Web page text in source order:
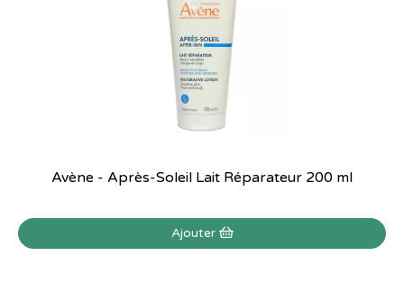
Avène - Après-Soleil Lait Réparateur 200 ml
Ajouter